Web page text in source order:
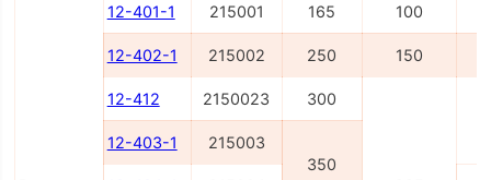
12-401-1 215001 165 100
12-402-1 215002 250 150
12-412 2150023 300
12-403-1
215003
350